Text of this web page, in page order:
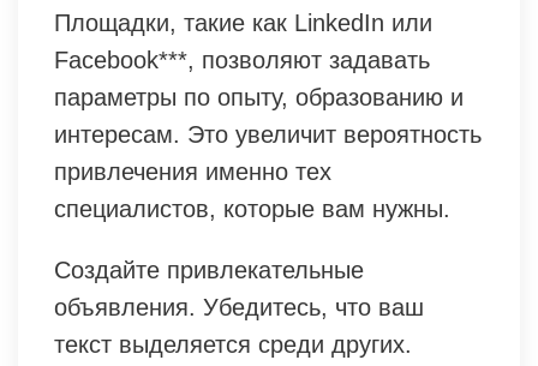
Площадки, такие как LinkedIn или
Facebook***, позволяют задавать
параметры по опыту, образованию и
интересам. Это увеличит вероятность
привлечения именно тех
специалистов, которые вам нужны.
Создайте привлекательные
объявления. Убедитесь, что ваш
текст выделяется среди других.